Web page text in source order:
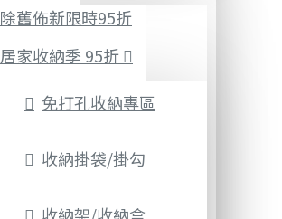
除舊佈新限時95折
居家收納季 95折
免打孔收納專區
收納掛袋/掛勾